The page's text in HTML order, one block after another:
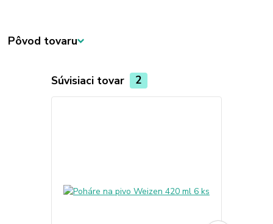
Pôvod tovaru
Súvisiaci tovar 2